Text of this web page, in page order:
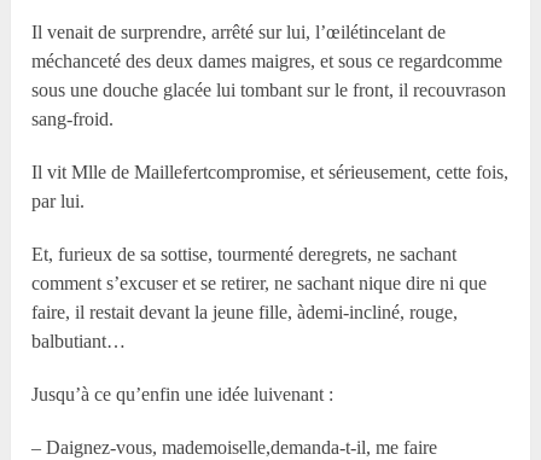
Il venait de surprendre, arrêté sur lui, l’œilétincelant de
méchanceté des deux dames maigres, et sous ce regardcomme
sous une douche glacée lui tombant sur le front, il recouvrason
sang-froid.
Il vit Mlle de Maillefertcompromise, et sérieusement, cette fois,
par lui.
Et, furieux de sa sottise, tourmenté deregrets, ne sachant
comment s’excuser et se retirer, ne sachant nique dire ni que
faire, il restait devant la jeune fille, àdemi-incliné, rouge,
balbutiant…
Jusqu’à ce qu’enfin une idée luivenant :
– Daignez-vous, mademoiselle,demanda-t-il, me faire